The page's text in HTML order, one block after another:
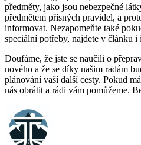
předměty, jako jsou nebezpečné
předmětem přísných pravidel, a
informovat. Nezapomeňte také
speciální potřeby, najdete v článku
Doufáme, že jste se naučili o
nového a že se díky našim radám
plánování vaší další cesty. Pokud
nás obrátit a rádi vám pomůžeme.